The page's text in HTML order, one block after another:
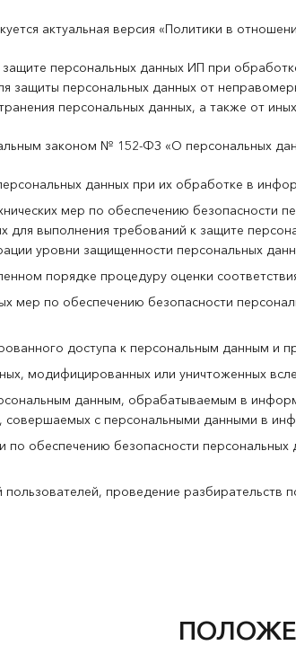
актуальная версия «Политики в
персональных данных ИП при
защиты персональных данных от
персональных данных, а также от
законом № 152-ФЗ «О персональных
данных при их обработке в
мер по обеспечению безопасности
для выполнения требований к защите
уровни защищенности персональных
порядке процедуру оценки
мер по обеспечению безопасности
доступа к персональным данным и
модифицированных или уничтоженных
данным, обрабатываемым в
совершаемых с персональными данными в
обеспечению безопасности
проведение